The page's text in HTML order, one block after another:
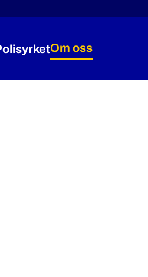
& rättshjälp
Lön & villkor
Expandera Polisyrket
Om oss
Expandera